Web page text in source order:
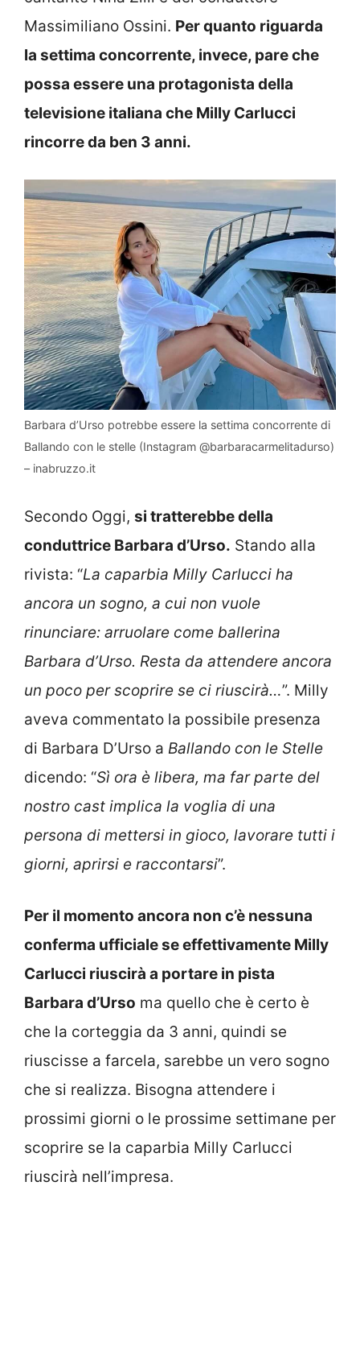
Massimiliano Ossini. Per quanto riguarda
la settima concorrente, invece, pare che
possa essere una protagonista della
televisione italiana che Milly Carlucci
rincorre da ben 3 anni.
Barbara d’Urso potrebbe essere la settima concorrente di
Ballando con le stelle (Instagram @barbaracarmelitadurso)
– inabruzzo.it
Secondo Oggi, si tratterebbe della
conduttrice Barbara d’Urso. Stando alla
rivista: “La caparbia Milly Carlucci ha
ancora un sogno, a cui non vuole
rinunciare: arruolare come ballerina
Barbara d’Urso. Resta da attendere ancora
un poco per scoprire se ci riuscirà…”. Milly
aveva commentato la possibile presenza
di Barbara D’Urso a Ballando con le Stelle
dicendo: “Sì ora è libera, ma far parte del
nostro cast implica la voglia di una
persona di mettersi in gioco, lavorare tutti i
giorni, aprirsi e raccontarsi”.
Per il momento ancora non c’è nessuna
conferma ufficiale se effettivamente Milly
Carlucci riuscirà a portare in pista
Barbara d’Urso ma quello che è certo è
che la corteggia da 3 anni, quindi se
riuscisse a farcela, sarebbe un vero sogno
che si realizza. Bisogna attendere i
prossimi giorni o le prossime settimane per
scoprire se la caparbia Milly Carlucci
riuscirà nell’impresa.